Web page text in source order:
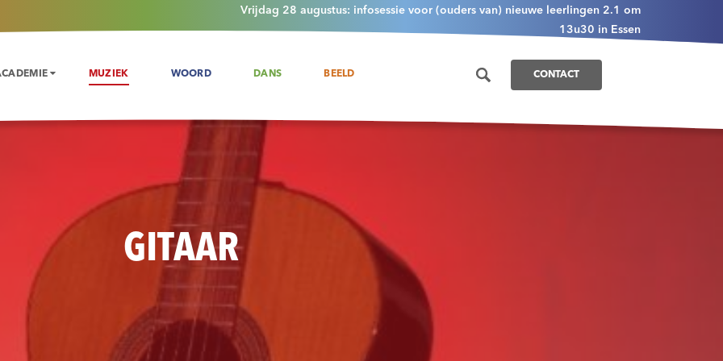
Vrijdag 28 augustus: infosessie voor (ouders van) nieuwe leerlingen 2.1 om
13u30 in Essen
MUZIEK WOORD DANS BEELD CONTACT
GITAAR